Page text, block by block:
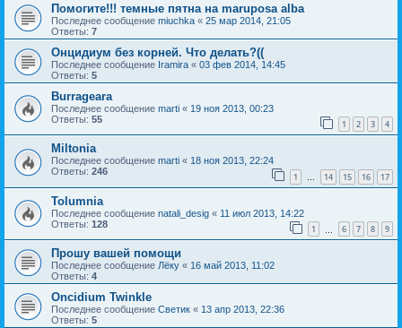
Помогите!!! темные пятна на maruposa alba
Последнее сообщение miuchka « 25 мар 2014, 21:05
Ответы: 7
Онцидиум без корней. Что делать?((
Последнее сообщение Iramira « 03 фев 2014, 14:45
Ответы: 5
Burrageara
Последнее сообщение marti « 19 ноя 2013, 00:23
Ответы: 55 1 2 3 4
Miltonia
Последнее сообщение marti « 18 ноя 2013, 22:24
Ответы: 246 1 … 14 15 16 17
Tolumnia
Последнее сообщение natali_desig « 11 июл 2013, 14:22
Ответы: 128 1 6 7 8 9
Прошу вашей помощи
Последнее сообщение Лёку « 16 май 2013, 11:02
Ответы: 4
Oncidium Twinkle
Последнее сообщение Светик « 13 апр 2013, 22:36
Ответы: 5